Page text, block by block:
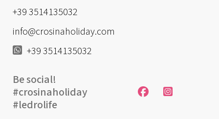
+39 3514135032
info@crosinaholiday.com
+39 3514135032
Be social!
#crosinaholiday
#ledrolife